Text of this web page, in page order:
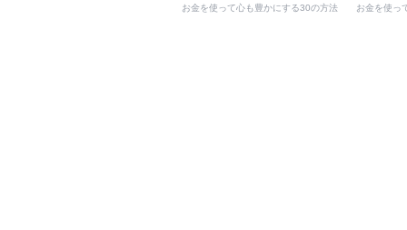
お金を使って心も豊かにする30の方法 お金を使っ